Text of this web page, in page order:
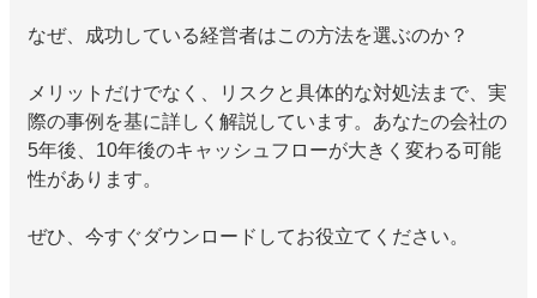
なぜ、成功している経営者はこの方法を選ぶのか？
メリットだけでなく、リスクと具体的な対処法まで、実
際の事例を基に詳しく解説しています。あなたの会社の
5年後、10年後のキャッシュフローが大きく変わる可能
性があります。
ぜひ、今すぐダウンロードしてお役立てください。